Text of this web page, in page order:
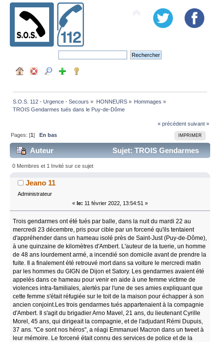
S.O.S. 112 - Urgence - Secours » HONNEURS» Hommages »
TROIS Gendarmes tués dans le Puy-de-Dôme
« précédent suivant »
IMPRIMER
Pages: [1]En bas
Auteur
Sujet: TROIS Gendarmes
tués dans le Puy-de-Dôme (Lu 72519 fois)
0 Membres et 1 Invité sur ce sujet
Jeano 11
Administrateur
« le: 11 février 2022, 13:54:51 »
Trois gendarmes ont été tués par balle, dans la nuit du mardi 22 au
mercredi 23 décembre, pris pour cible par un forcené qu'ils tentaient
d'appréhender dans un hameau isolé près de Saint-Just (Puy-de-Dôme),
à une quinzaine de kilomètres d'Ambert. L'auteur de la tuerie, un homme
de 48 ans lourdement armé, a incendié son domicile avant de prendre la
fuite. Il a finalement été retrouvé mort dans sa voiture le mercredi matin
par les hommes du GIGN de Dijon et Satory. Les gendarmes avaient été
appelés dans ce hameau pour venir en aide à une femme victime de
violences intra-familiales, alertés par l'une de ses amies expliquant que
cette femme s'était réfugiée sur le toit de la maison pour échapper à son
ancien conjoint.Les trois gendarmes tués appartenaient à la compagnie
d'Ambert. Il s'agit du brigadier Arno Mavel, 21 ans, du lieutenant Cyrille
Morel, 45 ans, qui dirigeait la compagnie, et de l'adjudant Rémi Dupuis,
37 ans. "Ce sont nos héros", a réagi Emmanuel Macron dans un tweet à
leur mémoire. Le forcené était connu des services de police et de la